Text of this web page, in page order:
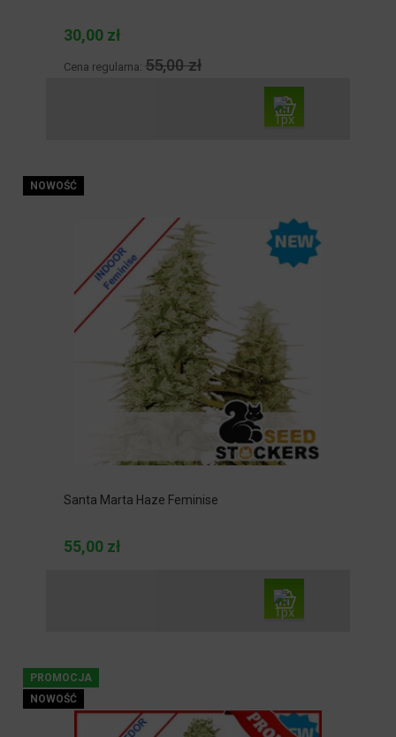
30,00 zł
Cena regularna: 55,00 zł
Santa Marta Haze Feminise
55,00 zł
NOWOŚĆ
PROMOCJA
NOWOŚĆ